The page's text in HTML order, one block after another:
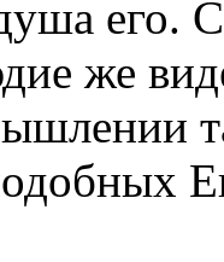
его.
же